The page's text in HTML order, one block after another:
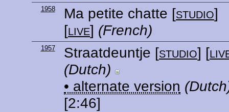
1958 Ma petite chatte [studio]
[live] (French)
1957 Straatdeuntje [studio] [
(Dutch)
• alternate version
[2:46]